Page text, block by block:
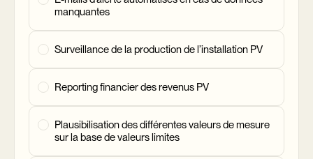
manquantes
Surveillance de la production de l’installation PV
Reporting financier des revenus PV
Plausibilisation des différentes valeurs de mesure
sur la base de valeurs limites